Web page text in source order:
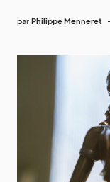
par Philippe Menneret